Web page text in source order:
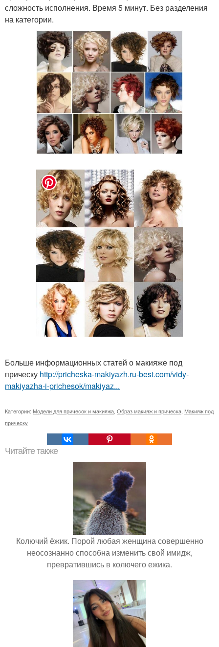
сложность исполнения. Время 5 минут. Без разделения
на категории.
Больше информационных статей о макияже под
прическу http://pricheska-makiyazh.ru-best.com/vidy-
makiyazha-i-prichesok/makiyaz...
Категории: Модели для причесок и макияжа Образ макияж и прическа Макияж под
прическу
Читайте также
Колючий ёжик. Порой любая женщина совершенно
неосознанно способна изменить свой имидж,
превратившись в колючего ежика.